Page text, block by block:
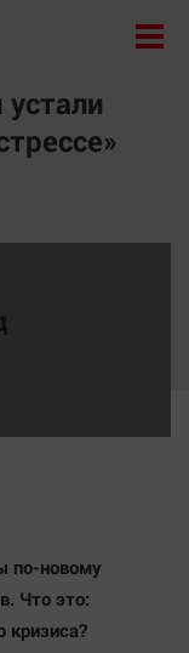
по-новому
Что это:
кризиса?